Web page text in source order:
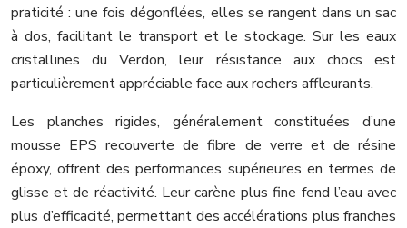
praticité : une fois dégonflées, elles se rangent dans un sac
à dos, facilitant le transport et le stockage. Sur les eaux
cristallines du Verdon, leur résistance aux chocs est
particulièrement appréciable face aux rochers affleurants.
Les planches rigides, généralement constituées d’une
mousse EPS recouverte de fibre de verre et de résine
époxy, offrent des performances supérieures en termes de
glisse et de réactivité. Leur carène plus fine fend l’eau avec
plus d’efficacité, permettant des accélérations plus franches